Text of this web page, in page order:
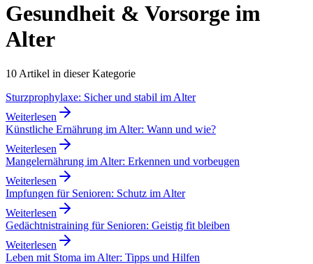
Gesundheit & Vorsorge im
Alter
10 Artikel in dieser Kategorie
Sturzprophylaxe: Sicher und stabil im Alter
Weiterlesen
Künstliche Ernährung im Alter: Wann und wie?
Weiterlesen
Mangelernährung im Alter: Erkennen und vorbeugen
Weiterlesen
Impfungen für Senioren: Schutz im Alter
Weiterlesen
Gedächtnistraining für Senioren: Geistig fit bleiben
Weiterlesen
Leben mit Stoma im Alter: Tipps und Hilfen